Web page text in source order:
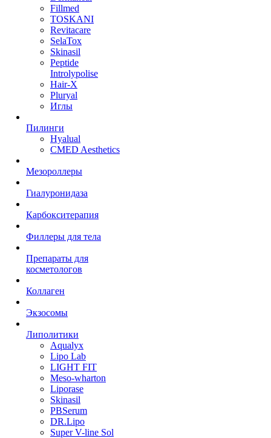
Fillmed
TOSKANI
Revitacare
SelaTox
Skinasil
Peptide
Introlypolise
Hair-X
Pluryal
Иглы
Пилинги
Hyalual
CMED Aesthetics
Мезороллеры
Гиалуронидаза
Карбокситерапия
Филлеры для тела
Препараты для
косметологов
Коллаген
Экзосомы
Липолитики
Aqualyx
Lipo Lab
LIGHT FIT
Meso-wharton
Liporase
Skinasil
PBSerum
DR.Lipo
Super V-line Sol